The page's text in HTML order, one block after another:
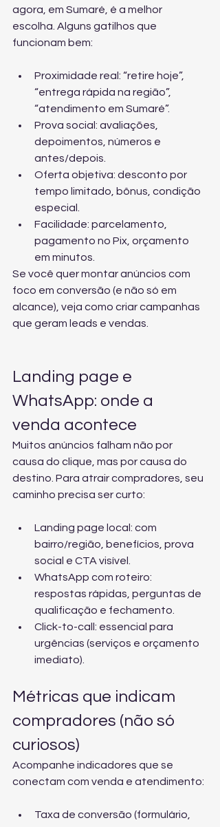
agora, em Sumaré, é a melhor
escolha. Alguns gatilhos que
funcionam bem:
Proximidade real: “retire hoje”,
“entrega rápida na região”,
“atendimento em Sumaré”.
Prova social: avaliações,
depoimentos, números e
antes/depois.
Oferta objetiva: desconto por
tempo limitado, bônus, condição
especial.
Facilidade: parcelamento,
pagamento no Pix, orçamento
em minutos.
Se você quer montar anúncios com
foco em conversão (e não só em
alcance), veja como criar campanhas
que geram leads e vendas
Landing page e
WhatsApp: onde a
venda acontece
Muitos anúncios falham não por
causa do clique, mas por causa do
destino. Para atrair compradores, seu
caminho precisa ser curto:
Landing page local: com
bairro/região, benefícios, prova
social e CTA visível.
WhatsApp com roteiro:
respostas rápidas, perguntas de
qualificação e fechamento.
Click-to-call: essencial para
urgências (serviços e orçamento
imediato).
Métricas que indicam
compradores (não só
curiosos)
Acompanhe indicadores que se
conectam com venda e atendimento:
Taxa de conversão (formulário,